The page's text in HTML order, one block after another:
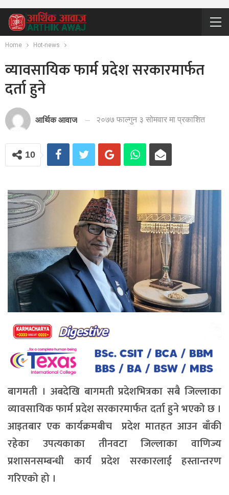
Home Hot-news
व्यावसायिक फार्म प्रदेश सरकारमार्फत
दर्ता हुने
आर्थिक आवाज २०७७ फाल्गुन ३ सोमवार मा प्रकाशित
10
बागमती । अबदेखि बागमती प्रदेशभित्रका सबै जिल्लाका
व्यावसायिक फार्म प्रदेश सरकारमार्फत दर्ता हुने भएको छ ।
आइतबार एक कार्यक्रमबीच प्रदेश मातहत आउन बाँकी
रहेका उपत्यकाका तीनवटा जिल्लाका वाणिज्य
प्रशासनसम्बन्धी कार्य प्रदेश सरकारलाई हस्तान्तरण
गरिएको हो ।